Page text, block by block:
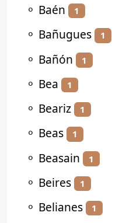
⚬ Baén 1
⚬ Bañugues 1
⚬ Bañón 1
⚬ Bea 1
⚬ Beariz 1
⚬ Beas 1
⚬ Beasain 1
⚬ Beires 1
⚬ Belianes 1